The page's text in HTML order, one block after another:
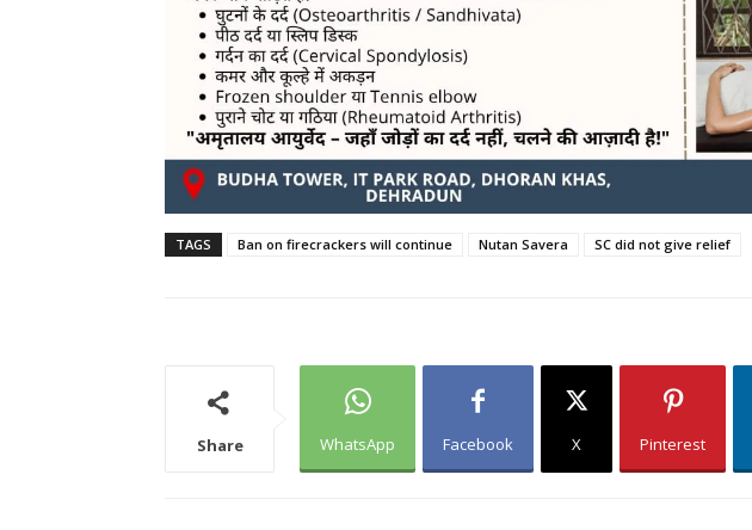
TAGS Ban on firecrackers will continue Nutan Savera SC did not give relief
Share WhatsApp Facebook X Pinterest